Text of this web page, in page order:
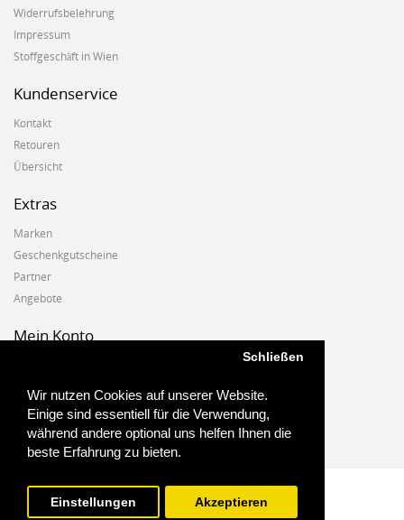
Wir nutzen Cookies auf unserer Website.
Einige sind essentiell für die Verwendung,
während andere optional uns helfen Ihnen die
beste Erfahrung zu bieten.
Schließen
Einstellungen Akzeptieren
Widerrufsbelehrung
Impressum
Stoffgeschäft in Wien
Kundenservice
Kontakt
Retouren
Übersicht
Extras
Marken
Geschenkgutscheine
Partner
Angebote
Mein Konto
Auftragshistorie
Wunschzettel
Newsletter
Biostoffe.at - 2025